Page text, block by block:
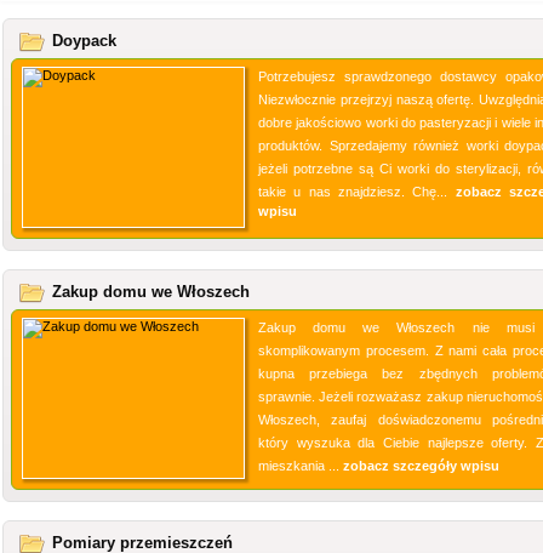
Doypack
Potrzebujesz sprawdzonego dostawcy
Niezwłocznie przejrzyj naszą ofertę.
dobre jakościowo worki do pasteryzacji i wiele
produktów. Sprzedajemy również worki
jeżeli potrzebne są Ci worki do sterylizacji,
takie u nas znajdziesz. Chę... zobacz
wpisu
Zakup domu we Włoszech
Zakup domu we Włoszech nie
skomplikowanym procesem. Z nami cała
kupna przebiega bez zbędnych
sprawnie. Jeżeli rozważasz zakup
Włoszech, zaufaj doświadczonemu
który wyszuka dla Ciebie najlepsze oferty.
mieszkania ... zobacz szczegóły wpisu
Pomiary przemieszczeń